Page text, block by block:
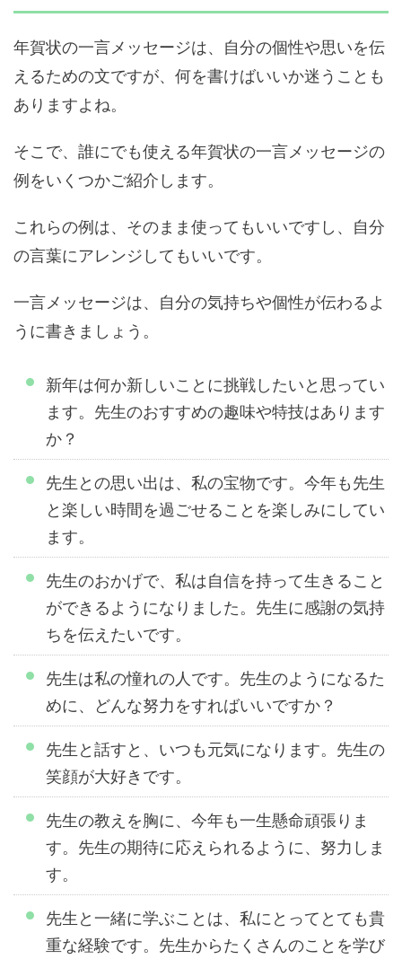
年賀状の一言メッセージは、自分の個性や思いを伝
えるための文ですが、何を書けばいいか迷うことも
ありますよね。
そこで、誰にでも使える年賀状の一言メッセージの
例をいくつかご紹介します。
これらの例は、そのまま使ってもいいですし、自分
の言葉にアレンジしてもいいです。
一言メッセージは、自分の気持ちや個性が伝わるよ
うに書きましょう。
新年は何か新しいことに挑戦したいと思ってい
ます。先生のおすすめの趣味や特技はあります
か？
先生との思い出は、私の宝物です。今年も先生
と楽しい時間を過ごせることを楽しみにしてい
ます。
先生のおかげで、私は自信を持って生きること
ができるようになりました。先生に感謝の気持
ちを伝えたいです。
先生は私の憧れの人です。先生のようになるた
めに、どんな努力をすればいいですか？
先生と話すと、いつも元気になります。先生の
笑顔が大好きです。
先生の教えを胸に、今年も一生懸命頑張りま
す。先生の期待に応えられるように、努力しま
す。
先生と一緒に学ぶことは、私にとってとても貴
重な経験です。先生からたくさんのことを学び